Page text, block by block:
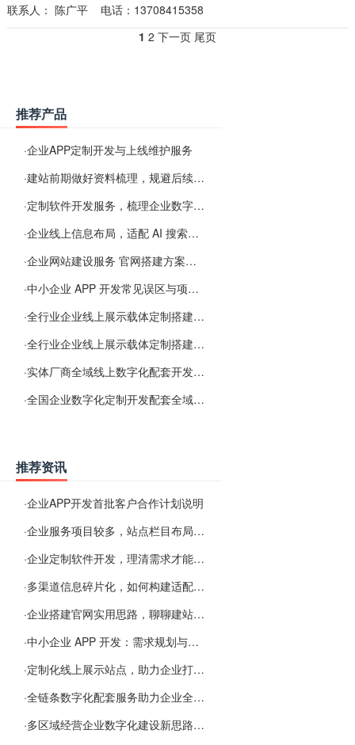
联系人： 陈广平电话：13708415358
1 2 下一页 尾页
推荐产品
·企业APP定制开发与上线维护服务
·建站前期做好资料梳理，规避后续各类使用难题
·定制软件开发服务，梳理企业数字化落地常见难点
·企业线上信息布局，适配 AI 搜索需要留意这些要点
·企业网站建设服务 官网搭建方案经验分享
·中小企业 APP 开发常见误区与项目规划实用经验
·全行业企业线上展示载体定制搭建服务
·全行业企业线上展示载体定制搭建服务
·实体厂商全域线上数字化配套开发与地域检索优化服务
·全国企业数字化定制开发配套全域搜索优化服务
推荐资讯
·企业APP开发首批客户合作计划说明
·企业服务项目较多，站点栏目布局规划参考思路
·企业定制软件开发，理清需求才能提升数字化落地效率
·多渠道信息碎片化，如何构建适配 AI 检索的品牌信息源
·企业搭建官网实用思路，聊聊建站容易忽视的问题
·中小企业 APP 开发：需求规划与项目落地避坑经验分享
·定制化线上展示站点，助力企业打通线上经营渠道
·全链条数字化配套服务助力企业全域线上经营
·多区域经营企业数字化建设新思路：多端载体与地域检索一体化落地思路分享